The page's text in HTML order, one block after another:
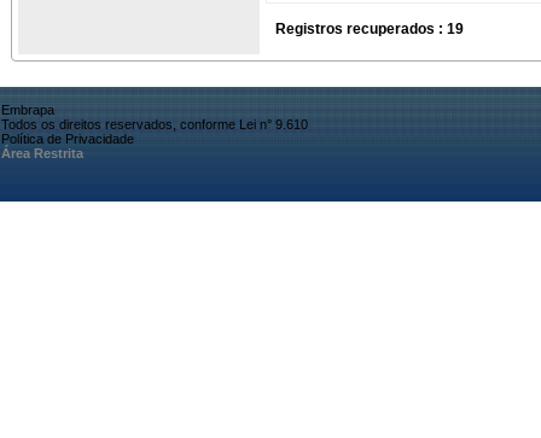
Registros recuperados : 19
Embrapa
Todos os direitos reservados, conforme Lei n° 9.610
Política de Privacidade
Área Restrita